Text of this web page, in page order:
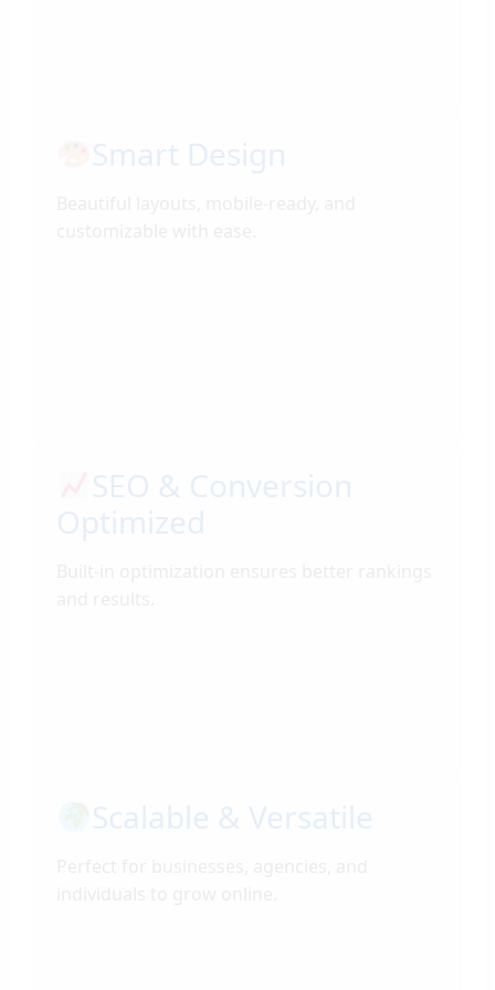
Smart Design
SEO & Conversion
Optimized
Scalable & Versatile